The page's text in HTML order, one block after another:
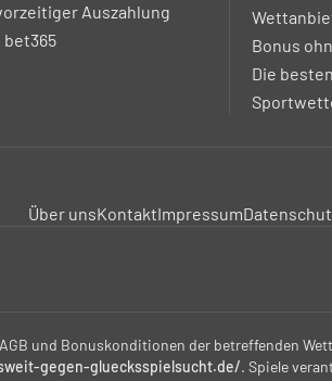
Auszahlung
Bonus
Die
Über unsKontaktImpressum
und Bonuskonditionen der betreffenden
gegen-gluecksspielsucht.de/. Spiele